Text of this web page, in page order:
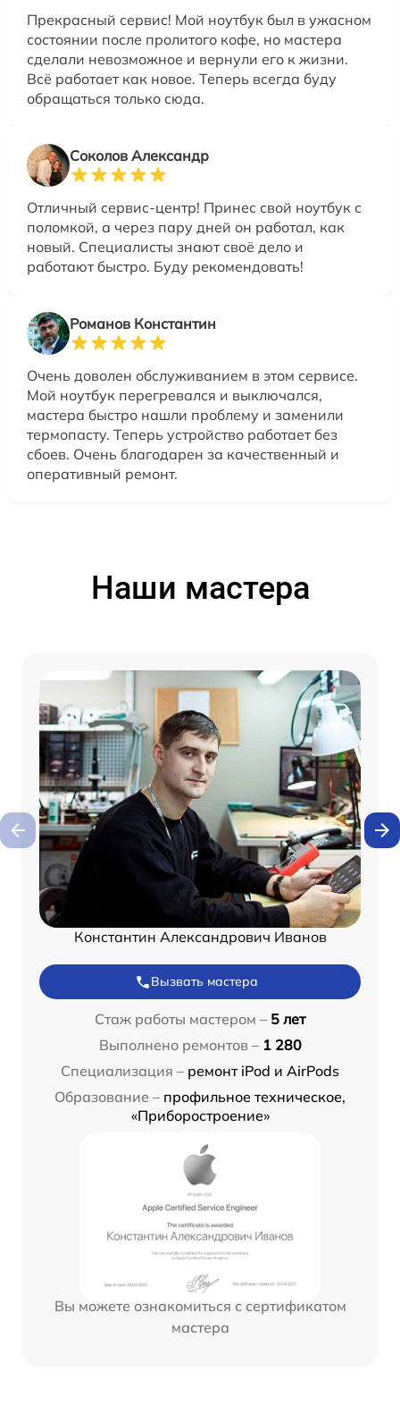
Прекрасный сервис! Мой ноутбук был в ужасном
состоянии после пролитого кофе, но мастера
сделали невозможное и вернули его к жизни.
Всё работает как новое. Теперь всегда буду
обращаться только сюда.
Соколов Александр
Отличный сервис-центр! Принес свой ноутбук с
поломкой, а через пару дней он работал, как
новый. Специалисты знают своё дело и
работают быстро. Буду рекомендовать!
Романов Константин
Очень доволен обслуживанием в этом сервисе.
Мой ноутбук перегревался и выключался,
мастера быстро нашли проблему и заменили
термопасту. Теперь устройство работает без
сбоев. Очень благодарен за качественный и
оперативный ремонт.
Наши мастера
Константин Александрович Иванов
Вызвать мастера
Стаж работы мастером – 5 лет
Выполнено ремонтов – 1 280
Специализация – ремонт iPod и AirPods
Образование – профильное техническое,
«Приборостроение»
Вы можете ознакомиться с сертификатом
мастера